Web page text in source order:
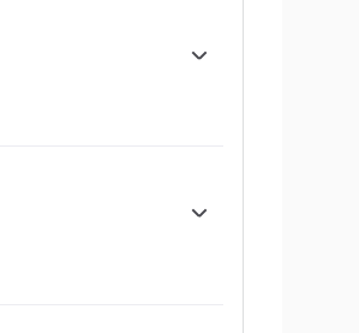
元疲软可以使石油更便